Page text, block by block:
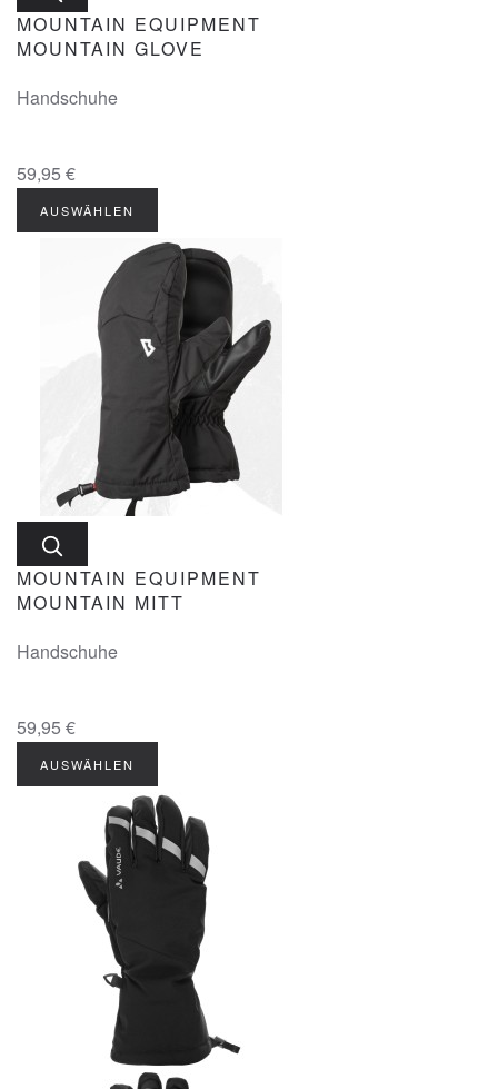
MOUNTAIN EQUIPMENT
MOUNTAIN GLOVE
Handschuhe
59,95 €
AUSWÄHLEN
MOUNTAIN EQUIPMENT
MOUNTAIN MITT
Handschuhe
59,95 €
AUSWÄHLEN